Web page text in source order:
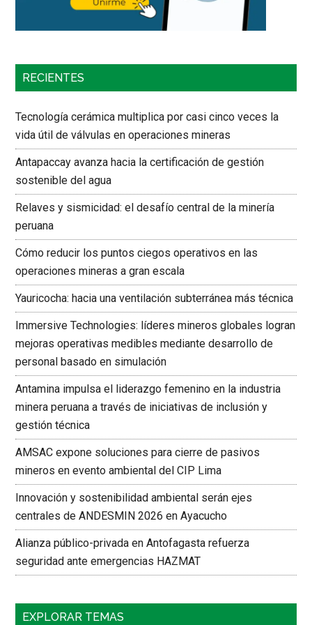
RECIENTES
Tecnología cerámica multiplica por casi cinco veces la
vida útil de válvulas en operaciones mineras
Antapaccay avanza hacia la certificación de gestión
sostenible del agua
Relaves y sismicidad: el desafío central de la minería
peruana
Cómo reducir los puntos ciegos operativos en las
operaciones mineras a gran escala
Yauricocha: hacia una ventilación subterránea más técnica
Immersive Technologies: líderes mineros globales logran
mejoras operativas medibles mediante desarrollo de
personal basado en simulación
Antamina impulsa el liderazgo femenino en la industria
minera peruana a través de iniciativas de inclusión y
gestión técnica
AMSAC expone soluciones para cierre de pasivos
mineros en evento ambiental del CIP Lima
Innovación y sostenibilidad ambiental serán ejes
centrales de ANDESMIN 2026 en Ayacucho
Alianza público-privada en Antofagasta refuerza
seguridad ante emergencias HAZMAT
EXPLORAR TEMAS